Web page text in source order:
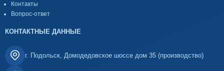
Контакты
Вопрос-ответ
КОНТАКТНЫЕ ДАННЫЕ
г. Подольск, Домодедовское шоссе дом 35 (производство)